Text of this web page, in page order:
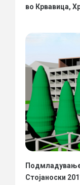
во Крвавица,
Стојаноски